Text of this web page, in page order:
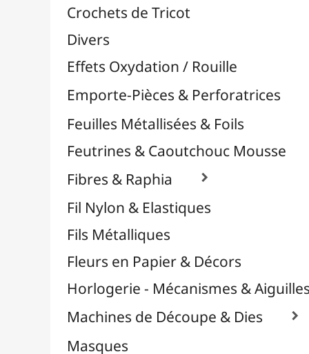
Petites Pinces
Plantes & Jardin
Plastique Fou
Poncage / Émeri
Quilling / Pliage
Reliure & Cinch
Sable, Strass & Paillettes 
Savons
Serviettes
Sublimation
Tampons et Encreurs 
Washi Tape / Masking Tape
EFCOLOR - Émaux à Froid
Médiums, Vernis & Colles
Modelage / Sculpture
Peintures / Couleurs